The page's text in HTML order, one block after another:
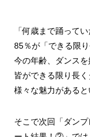
「何歳まで踊って
85％が「できる限
今の年齢、ダンスを
皆ができる限り長
様々な魅力があると
そこで次回「ダン